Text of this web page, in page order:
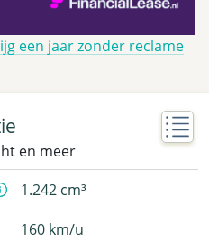
een jaar zonder reclame
en meer
1.242 cm³
160 km/u